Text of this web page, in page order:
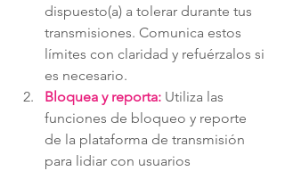
dispuesto(a) a tolerar durante tus
transmisiones. Comunica estos
límites con claridad y refuérzalos si
es necesario.
Bloquea y reporta: Utiliza las
funciones de bloqueo y reporte
de la plataforma de transmisión
para lidiar con usuarios